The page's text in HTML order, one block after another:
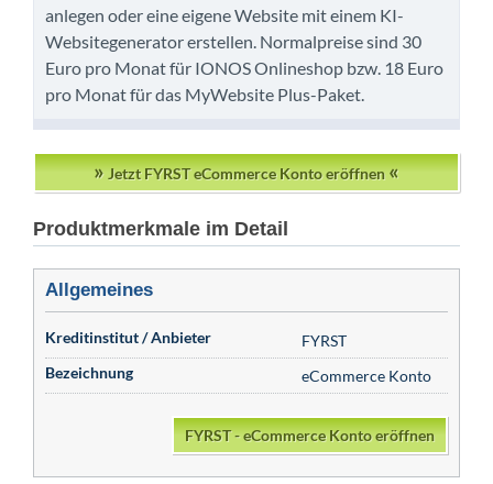
anlegen oder eine eigene Website mit einem KI-
Websitegenerator erstellen. Normalpreise sind 30
Euro pro Monat für IONOS Onlineshop bzw. 18 Euro
pro Monat für das MyWebsite Plus-Paket.
» Jetzt FYRST eCommerce Konto eröffnen«
Produktmerkmale im Detail
Allgemeines
Kreditinstitut / Anbieter
FYRST
Bezeichnung
eCommerce Konto
FYRST - eCommerce Konto eröffnen